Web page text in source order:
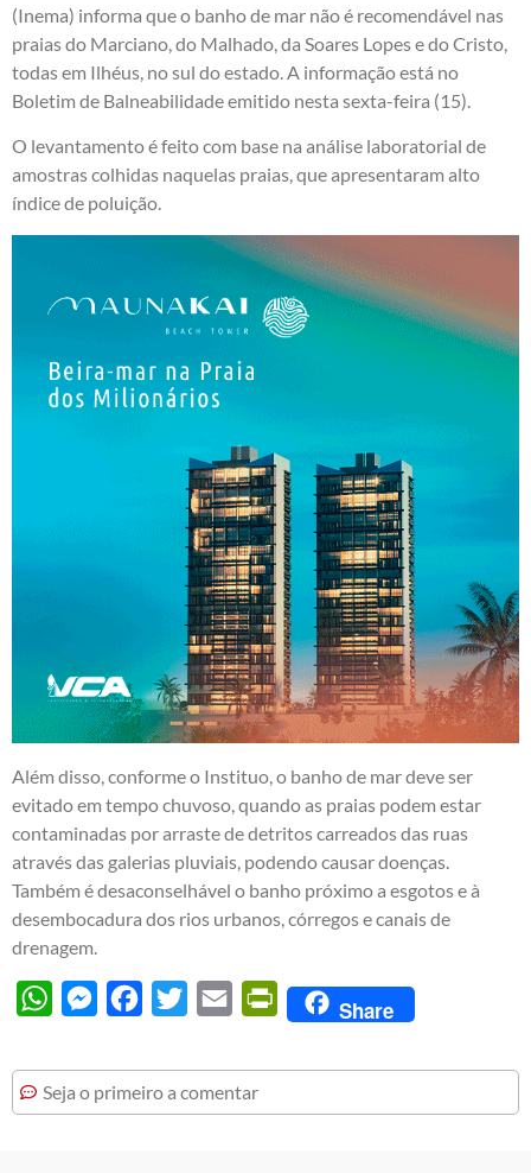
(Inema) informa que o banho de mar não é recomendável nas
praias do Marciano, do Malhado, da Soares Lopes e do Cristo,
todas em Ilhéus, no sul do estado. A informação está no
Boletim de Balneabilidade emitido nesta sexta-feira (15).
O levantamento é feito com base na análise laboratorial de
amostras colhidas naquelas praias, que apresentaram alto
índice de poluição.
Além disso, conforme o Instituo, o banho de mar deve ser
evitado em tempo chuvoso, quando as praias podem estar
contaminadas por arraste de detritos carreados das ruas
através das galerias pluviais, podendo causar doenças.
Também é desaconselhável o banho próximo a esgotos e à
desembocadura dos rios urbanos, córregos e canais de
drenagem.
WhatsAppMessengerFacebook
Twitter Email PrintFriendly
Share
Seja o primeiro a comentar